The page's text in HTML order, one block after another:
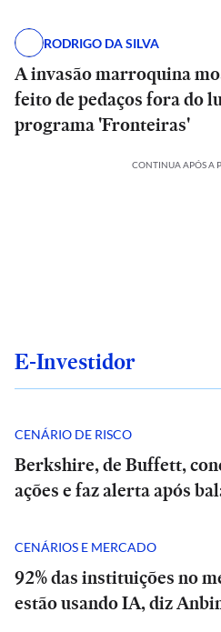
RODRIGO DA SILVA
A invasão marroquina
feito de pedaços fora do
programa 'Fronteiras'
CONTINUA APÓS A
E-Investidor
CENÁRIO DE RISCO
Berkshire, de Buffett,
ações e faz alerta após
CENÁRIOS E MERCADO
92% das instituições no
estão usando IA, diz